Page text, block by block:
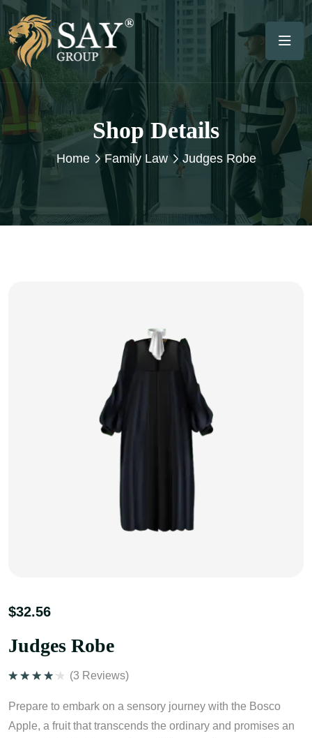
Shop Details
Home Family Law Judges Robe
$32.56
Judges Robe
4.33oy
(3 Reviews)
Prepare to embark on a sensory journey with the Bosco
Apple, a fruit that transcends the ordinary and promises an